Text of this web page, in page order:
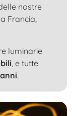
nostre
Francia,
luminarie
, e tutte
.